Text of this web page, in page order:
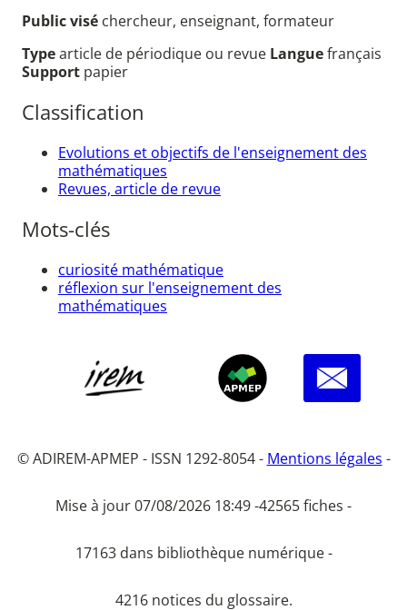
Public visé chercheur, enseignant, formateur
Typearticle de périodique ou revue Languefrançais
Support papier
Classification
Evolutions et objectifs de l'enseignement des
mathématiques
Revues, article de revue
Mots-clés
curiosité mathématique
réflexion sur l'enseignement des
mathématiques
© ADIREM-APMEP - ISSN 1292-8054 - Mentions légales -
Mise à jour 07/08/2026 18:49 -42565 fiches -
17163 dans bibliothèque numérique -
4216 notices du glossaire.